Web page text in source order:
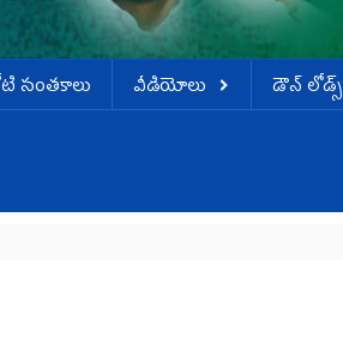
సంత‌కాలు వీడియోలు డౌన్ లోడ్స్